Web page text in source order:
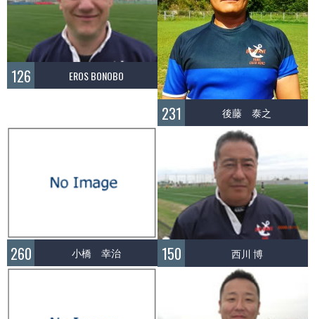
126 EROS BONOBO
231 後藤 泰之
260 小橋 幸治 150 西川 博